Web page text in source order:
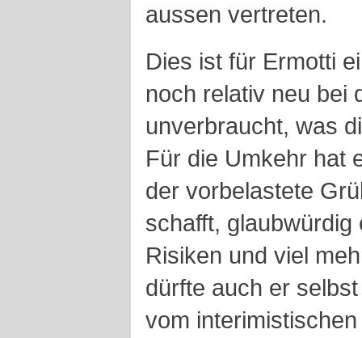
aussen vertreten.
Dies ist für Ermotti
noch relativ neu bei
unverbraucht, was
Für die Umkehr hat
der vorbelastete
schafft,
Risiken und viel
dürfte auch er
vom